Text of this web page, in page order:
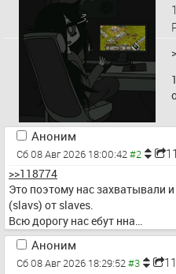
Аноним
Сб 08 Авг 2026 18:00:42
>>118774
Это поэтому нас захватывали
(slavs) от slaves.
Всю дорогу нас ебут нна…
Аноним
Сб 08 Авг 2026 18:29:52